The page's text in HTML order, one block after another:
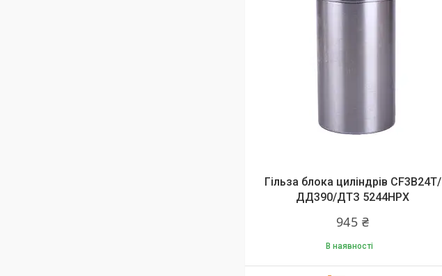
Гільза блока циліндрів СF3B24T/
ДД390/ДТЗ 5244HPX
945 ₴
В наявності